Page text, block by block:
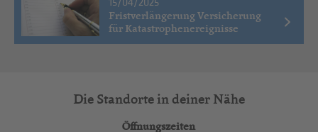
Fristverlängerung Versicherung
für Katastrophenereignisse
Die Standorte in deiner Nähe
Öffnungszeiten